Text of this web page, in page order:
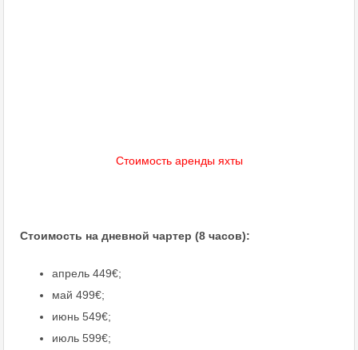
Стоимость аренды яхты
Стоимость на дневной чартер (8 часов):
апрель 449€;
май 499€;
июнь 549€;
июль 599€;